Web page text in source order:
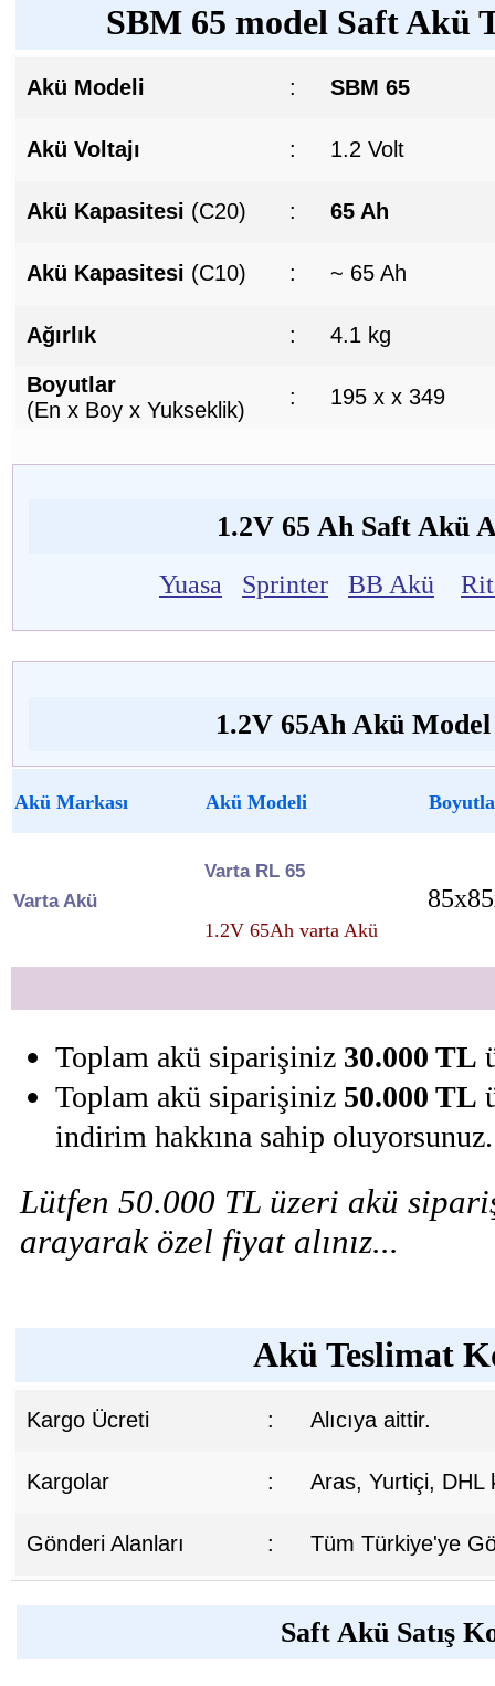
SBM 65 model Saft Akü
Akü Modeli : SBM 65
Akü Voltajı : 1.2 Volt
Akü Kapasitesi (C20) : 65 Ah
Akü Kapasitesi (C10) : ~ 65 Ah
Ağırlık : 4.1 kg
Boyutlar
(En x Boy x Yukseklik)
: 195 x x 349
1.2V 65 Ah Saft Akü
Yuasa Sprinter BB Akü
1.2V 65Ah Akü
Akü Markası Akü Modeli
Varta Akü
Varta RL 65
1.2V 65Ah varta Akü
Toplam akü siparişiniz 30.000 TL
Toplam akü siparişiniz 50.000 TL
indirim hakkına sahip oluyorsunuz.
Lütfen 50.000 TL üzeri akü
arayarak özel fiyat alınız...
Akü Teslimat
Kargo Ücreti : Alıcıya aittir.
Kargolar : Aras, Yurtiçi, DHL
Gönderi Alanları : Tüm Türkiye'ye
Saft Akü Satış